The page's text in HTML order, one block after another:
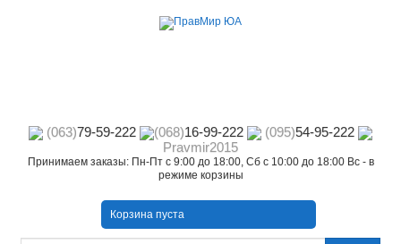
(063)79-59-222 (068)16-99-222 (095)54-95-222
Pravmir2015
Принимаем заказы: Пн-Пт с 9:00 до 18:00, Сб с 10:00 до 18:00 Вс - в
режиме корзины
Корзина пуста